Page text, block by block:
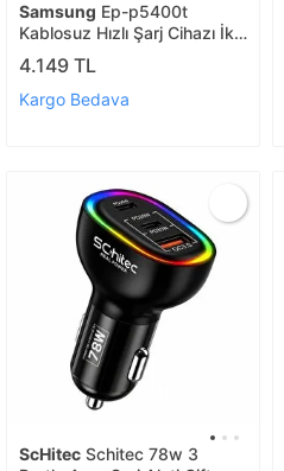
Samsung Ep-p5400t
Kablosuz Hızlı Şarj Cihazı İkili
15w Siyah Samsung Türkiye
Garantili
4.149 TL
Kargo Bedava
ScHitec Schitec 78w 3